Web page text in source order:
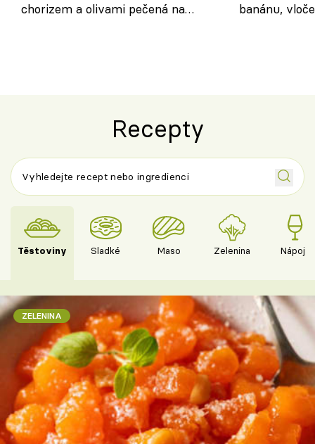
chorizem a olivami pečená na
banánu,
Recepty
Těstoviny Sladké Maso Zelenina Nápoje
ZELENINA